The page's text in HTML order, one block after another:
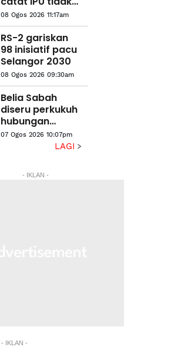
sihat - JAS
08 Ogos 2026 11:17am
RS-2 gariskan
98 inisiatif pacu
Selangor 2030
08 Ogos 2026 09:30am
Belia Sabah
diseru perkukuh
hubungan
dengan
07 Ogos 2026 10:07pm
LAGI
- IKLAN -
- IKLAN -